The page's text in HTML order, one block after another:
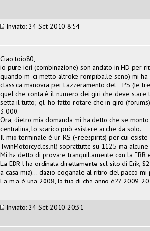
Inviato: 24 Set 2010 8:54
Ciao toio80,
io pure ieri (combinazione) son andato in HD per
quando mi ci metto altroke rompiballe sono) mi
classica manovra per l'azzeramento del TPS (le
quel che conta è il numero dei giri che deve
setta il tutto; gli ho fatto notare che in giro
3.000.
Ora, dietro mia domanda mi ha detto che se
centralina, lo scarico può esistere anche da solo.
Il mio terminale è un RS (Freespirits) per cui
TwinMotorcycles.nl) soprattutto su 1125 ma
Mi ha detto di provare tranquillamente con la
La EBR l'ho ordinata direttamente sul sito di Erik,
a casa mia)... dazio doganale al ritiro del pacco mi
La mia è una 2008, la tua di che anno è?? 2009-
Inviato: 24 Set 2010 20:31